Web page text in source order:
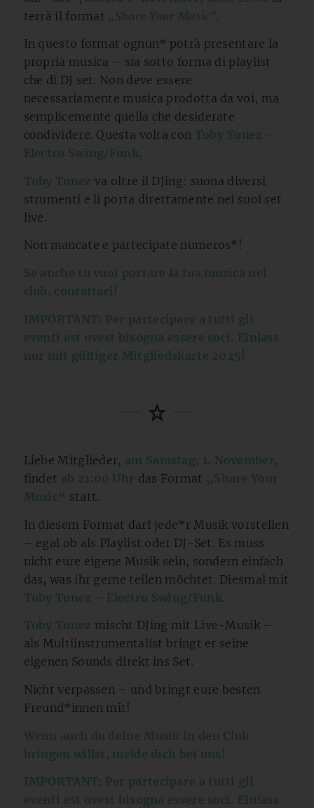
terrà il format „Share Your Music“.
In questo format ognun* potrà presentare la
propria musica – sia sotto forma di playlist
che di DJ set. Non deve essere
necessariamente musica prodotta da voi, ma
semplicemente quella che desiderate
condividere. Questa volta con Toby Tonez –
Electro Swing/Funk.
Toby Tonez va oltre il DJing: suona diversi
strumenti e li porta direttamente nei suoi set
live.
Non mancate e partecipate numeros*!
Se anche tu vuoi portare la tua musica nel
club, contattaci!
IMPORTANT: Per partecipare a tutti gli
eventi est ovest bisogna essere soci. Einlass
nur mit gültiger Mitgliedskarte 2025!
Liebe Mitglieder, am Samstag, 1. November,
findet ab 21:00 Uhr das Format „Share Your
Music“ statt.
In diesem Format darf jede*r Musik vorstellen
– egal ob als Playlist oder DJ-Set. Es muss
nicht eure eigene Musik sein, sondern einfach
das, was ihr gerne teilen möchtet. Diesmal mit
Toby Tonez – Electro Swing/Funk.
Toby Tonez mischt DJing mit Live-Musik –
als Multiinstrumentalist bringt er seine
eigenen Sounds direkt ins Set.
Nicht verpassen – und bringt eure besten
Freund*innen mit!
Wenn auch du deine Musik in den Club
bringen willst, melde dich bei uns!
IMPORTANT: Per partecipare a tutti gli
eventi est ovest bisogna essere soci. Einlass